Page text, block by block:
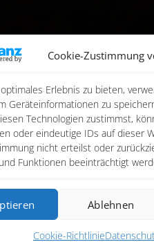
Cookie-Zustimmung
Erlebnis zu bieten,
Geräteinformationen zu
Technologien zustimmst,
oder eindeutige IDs auf dieser
nicht erteilst oder
Funktionen beeinträchtigt
Ablehnen
Cookie-Richtlinie